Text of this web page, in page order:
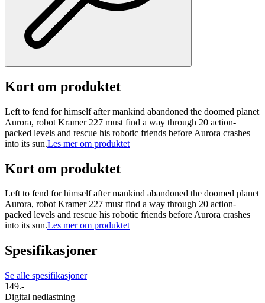
Kort om produktet
Left to fend for himself after mankind abandoned the doomed planet
Aurora, robot Kramer 227 must find a way through 20 action-
packed levels and rescue his robotic friends before Aurora crashes
into its sun.Les mer om produktet
Kort om produktet
Left to fend for himself after mankind abandoned the doomed planet
Aurora, robot Kramer 227 must find a way through 20 action-
packed levels and rescue his robotic friends before Aurora crashes
into its sun.Les mer om produktet
Spesifikasjoner
Se alle spesifikasjoner
149.-
Digital nedlastning